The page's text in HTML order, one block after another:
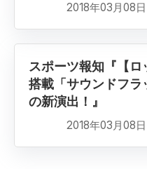
2018年03月08日
スポーツ報知『【
搭載「サウンドフ
の新演出！』
2018年03月08日